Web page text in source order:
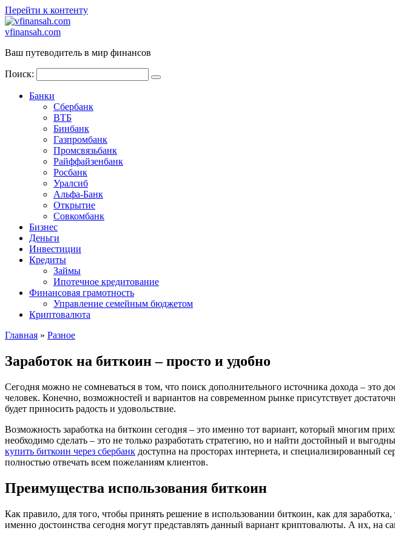
Перейти к контенту
vfinansah.com
Ваш путеводитель в мир финансов
Поиск:
Банки
Сбербанк
ВТБ
Бинбанк
Газпромбанк
Промсвязьбанк
Райффайзенбанк
Росбанк
Уралсиб
Альфа-Банк
Открытие
Совкомбанк
Бизнес
Деньги
Инвестиции
Кредиты
Займы
Ипотечное кредитование
Финансовая грамотность
Управление семейным бюджетом
Криптовалюта
Главная » Разное
Заработок на биткоин – просто и удобно
Сегодня можно не сомневаться в том, что поиск дополнительного источника дохода – это
человек. Конечно, возможностей и вариантов на современном рынке присутствует
будет приносить радость и удовольствие.
Возможность заработка на биткоин сегодня – это именно тот вариант, который многим
необходимо сделать – это не только разработать стратегию, но и найти достойный и
купить биткоин через сбербанк доступна на просторах интернета, и специализированный
полностью отвечать всем пожеланиям клиентов.
Преимущества использования биткоин
Как правило, для того, чтобы принять решение в использовании биткоин, как для
именно достоинства сегодня могут представлять данный вариант криптовалюты. А их, на